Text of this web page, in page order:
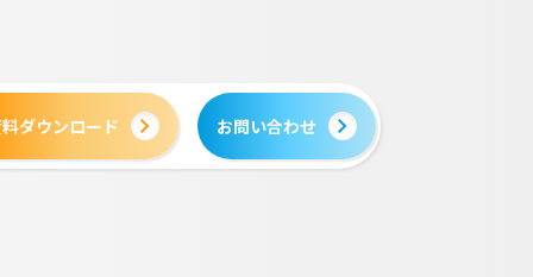
ダウンロード お問い合わせ